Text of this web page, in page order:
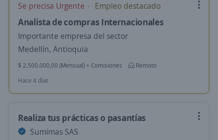
Se precisa Urgente Empleo destacado
Analista de compras Internacionales
Importante empresa del sector
Medellín, Antioquia
$ 2.500.000,00 (Mensual) + Comisiones
Remoto
Hace 4 días
Realiza tus prácticas o pasantías
Sumimas SAS